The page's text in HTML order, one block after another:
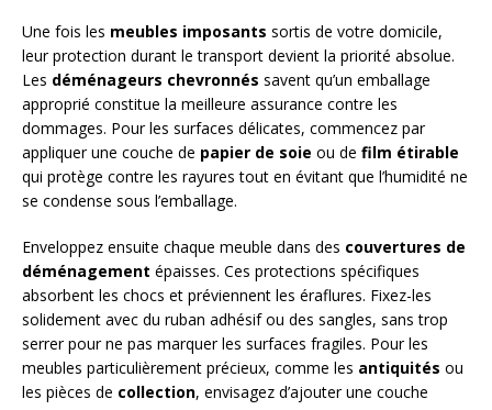
Une fois les meubles imposants sortis de votre domicile,
leur protection durant le transport devient la priorité absolue.
Les déménageurs chevronnés savent qu’un emballage
approprié constitue la meilleure assurance contre les
dommages. Pour les surfaces délicates, commencez par
appliquer une couche de papier de soie ou de film étirable
qui protège contre les rayures tout en évitant que l’humidité ne
se condense sous l’emballage.
Enveloppez ensuite chaque meuble dans des couvertures de
déménagement épaisses. Ces protections spécifiques
absorbent les chocs et préviennent les éraflures. Fixez-les
solidement avec du ruban adhésif ou des sangles, sans trop
serrer pour ne pas marquer les surfaces fragiles. Pour les
meubles particulièrement précieux, comme les antiquités ou
les pièces de collection, envisagez d’ajouter une couche